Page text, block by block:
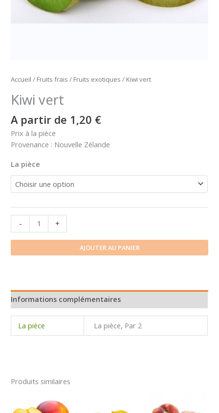
Accueil / Fruits frais / Fruits exotiques / Kiwi vert
Kiwi vert
A partir de 1,20 €
Prix à la pièce
Provenance : Nouvelle Zélande
La pièce
-
quantité
de
Kiwi
vert
+
AJOUTER AU PANIER
Informations complémentaires
La pièce La pièce, Par 2
Produits similaires